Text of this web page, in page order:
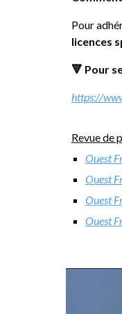
Pour
licences
🔻 Pour
https://
Revue de
Ouest
Ouest
Ouest
Ouest